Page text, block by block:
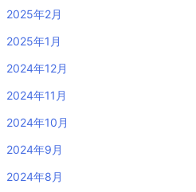
2025年2月
2025年1月
2024年12月
2024年11月
2024年10月
2024年9月
2024年8月